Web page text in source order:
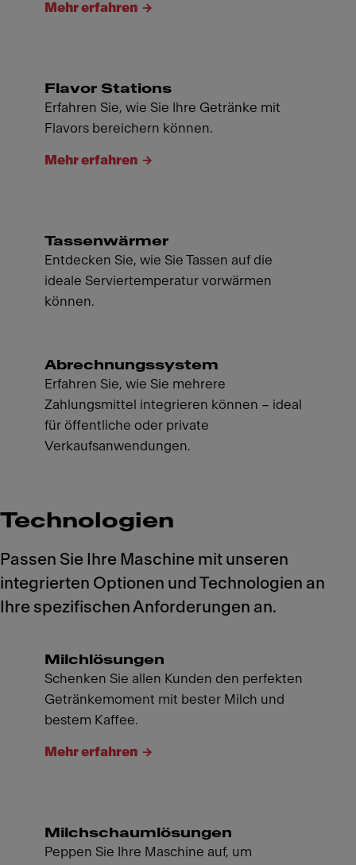
Mehr erfahren
Flavor Stations
Erfahren Sie, wie Sie Ihre Getränke mit
Flavors bereichern können.
Mehr erfahren
Tassenwärmer
Entdecken Sie, wie Sie Tassen auf die
ideale Serviertemperatur vorwärmen
können.
Abrechnungssystem
Erfahren Sie, wie Sie mehrere
Zahlungsmittel integrieren können – ideal
für öffentliche oder private
Verkaufsanwendungen.
Technologien
Passen Sie Ihre Maschine mit unseren
integrierten Optionen und Technologien an
Ihre spezifischen Anforderungen an.
Milchlösungen
Schenken Sie allen Kunden den perfekten
Getränkemoment mit bester Milch und
bestem Kaffee.
Mehr erfahren
Milchschaumlösungen
Peppen Sie Ihre Maschine auf, um